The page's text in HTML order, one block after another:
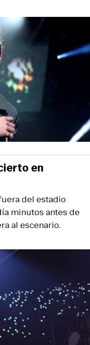
del estadio
minutos antes de
al escenario.
en